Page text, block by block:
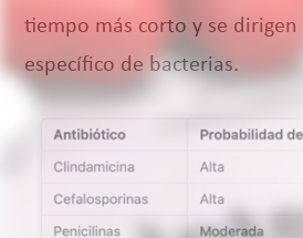
tiempo más corto y se
específico de bacterias.